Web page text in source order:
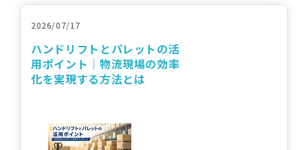
2026/07/17
ハンドリフトとパレットの活
用ポイント｜物流現場の効率
化を実現する方法とは